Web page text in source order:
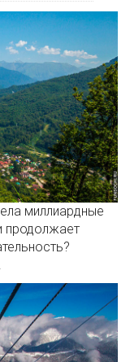
миллиардные
продолжает